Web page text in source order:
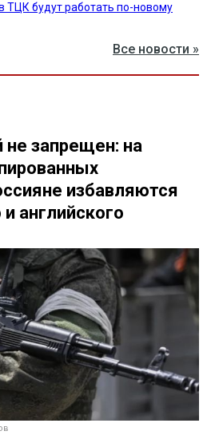
ТЦК будут работать по-новому
Все новости »
не запрещен: на
избавляются
английского